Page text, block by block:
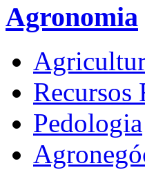
Agronomia
Recursos
Pedologia